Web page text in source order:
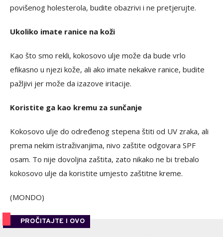
povišenog holesterola, budite obazrivi i ne pretjerujte.
Ukoliko imate ranice na koži
Kao što smo rekli, kokosovo ulje može da bude vrlo
efikasno u njezi kože, ali ako imate nekakve ranice, budite
pažljivi jer može da izazove iritacije.
Koristite ga kao kremu za sunčanje
Kokosovo ulje do određenog stepena štiti od UV zraka, ali
prema nekim istraživanjima, nivo zaštite odgovara SPF
osam. To nije dovoljna zaštita, zato nikako ne bi trebalo
kokosovo ulje da koristite umjesto zaštitne kreme.
(MONDO)
PROČITAJTE I OVO